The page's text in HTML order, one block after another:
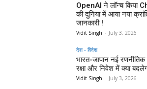
OpenAI ने लॉन्च किया
की दुनिया में आया नया
जानकारी !
Vidit Singh - July 3, 2026
देश - विदेश
भारत-जापान नई
रक्षा और निवेश में क्या
Vidit Singh - July 3, 2026